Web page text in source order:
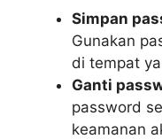
Simpan
Gunakan
di tempat
Ganti
password
keamanan